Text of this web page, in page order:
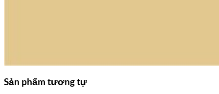
Sản phẩm tương tự